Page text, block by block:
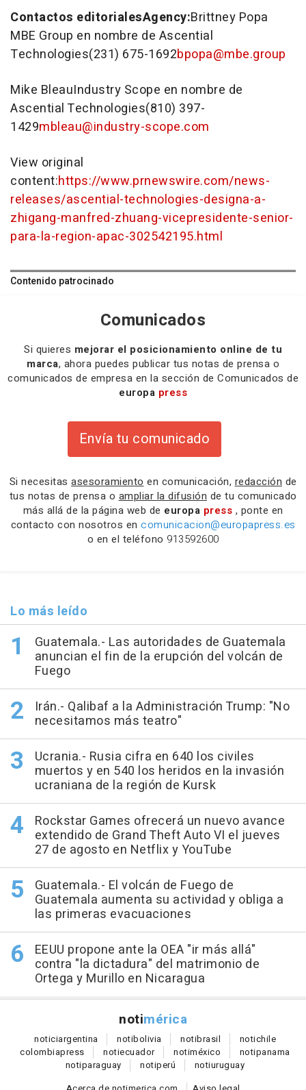
Contactos editorialesAgency:Brittney Popa
MBE Group en nombre de Ascential
Technologies(231) 675-1692bpopa@mbe.group
Mike BleauIndustry Scope en nombre de
Ascential Technologies(810) 397-
1429mbleau@industry-scope.com
View original
content:https://www.prnewswire.com/news-
releases/ascential-technologies-designa-a-
zhigang-manfred-zhuang-vicepresidente-senior-
para-la-region-apac-302542195.html
Contenido patrocinado
Comunicados
Si quieres mejorar el posicionamiento online de tu
marca, ahora puedes publicar tus notas de prensa o
comunicados de empresa en la sección de Comunicados de
europa press
Envía tu comunicado
Si necesitas asesoramiento en comunicación, redacción de
tus notas de prensa o ampliar la difusión de tu comunicado
más allá de la página web de europa press , ponte en
contacto con nosotros en comunicacion@europapress.es
o en el teléfono 913592600
Lo más leído
Guatemala.- Las autoridades de Guatemala
anuncian el fin de la erupción del volcán de
Fuego
Irán.- Qalibaf a la Administración Trump: "No
necesitamos más teatro"
Ucrania.- Rusia cifra en 640 los civiles
muertos y en 540 los heridos en la invasión
ucraniana de la región de Kursk
Rockstar Games ofrecerá un nuevo avance
extendido de Grand Theft Auto VI el jueves
27 de agosto en Netflix y YouTube
Guatemala.- El volcán de Fuego de
Guatemala aumenta su actividad y obliga a
las primeras evacuaciones
EEUU propone ante la OEA "ir más allá"
contra "la dictadura" del matrimonio de
Ortega y Murillo en Nicaragua
notimérica
noticiargentina notibolivia notibrasil notichile
colombiapress notiecuador notiméxico notipanama
notiparaguay notiperú notiuruguay